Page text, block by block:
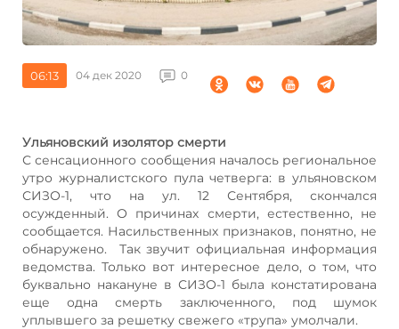
06:13 04 дек 2020 0
Ульяновский изолятор смерти
С сенсационного сообщения началось региональное
утро журналистского пула четверга: в ульяновском
СИЗО-1, что на ул. 12 Сентября, скончался
осужденный. О причинах смерти, естественно, не
сообщается. Насильственных признаков, понятно, не
обнаружено. Так звучит официальная информация
ведомства. Только вот интересное дело, о том, что
буквально накануне в СИЗО-1 была констатирована
еще одна смерть заключенного, под шумок
уплывшего за решетку свежего «трупа» умолчали.